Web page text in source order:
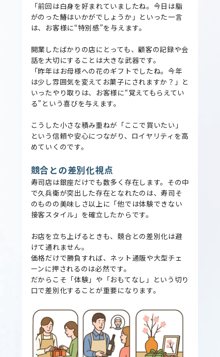
「前回は白身を好まれていましたね。今日は脂
がのった鰆はいかがでしょうか」といった一言
は、お客様に“特別感”を与えます。
開業したばかりの店にとっても、顧客の記録や会
話を大切にすることは大きな武器です。
「昨年はお母様への花のギフトでしたね。今年
は少し雰囲気を変えてお菓子にされますか？」と
いったやり取りは、お客様に“覚えてもらえてい
る”という喜びを与えます。
こうした小さな積み重ねが「ここで買いたい」
という信頼や安心につながり、ロイヤリティを高
めていくのです。
競合との差別化視点
寿司店は銀座だけでも数多く存在します。その中
で久兵衛が突出した存在となれたのは、寿司そ
のものの美味しさ以上に「他では体験できない
接客スタイル」を確立したからです。
お店を立ち上げるときも、競合との差別化は避
けて通れません。
価格だけで勝負すれば、ネット通販や大型チェ
ーンに押されるのは必然です。
だからこそ「体験」や「おもてなし」という切り
口で差別化することが重要になります。